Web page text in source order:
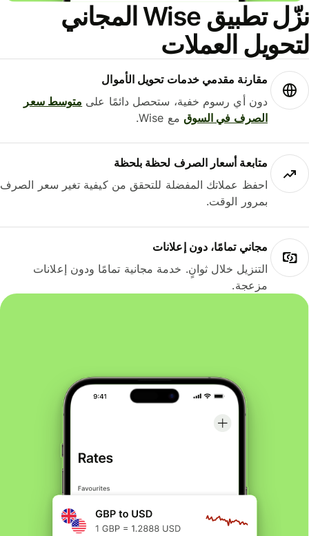
نزّل تطبيق Wise المجاني
العملات
مقارنة مقدمي خدمات تحويل الأموال
دون أي رسوم خفية، ستحصل دائمًا علىمتوسط ​​سعر
الصرف في السوقمع Wise.
متابعة أسعار الصرف لحظة بلحظة
احفظ عملاتك المفضلة للتحقق من كيفية تغير سعر الصرف
بمرور الوقت.
مجاني تمامًا، دون إعلانات
التنزيل خلال ثوانٍ. خدمة مجانية تمامًا ودون إعلانات
مزعجة.